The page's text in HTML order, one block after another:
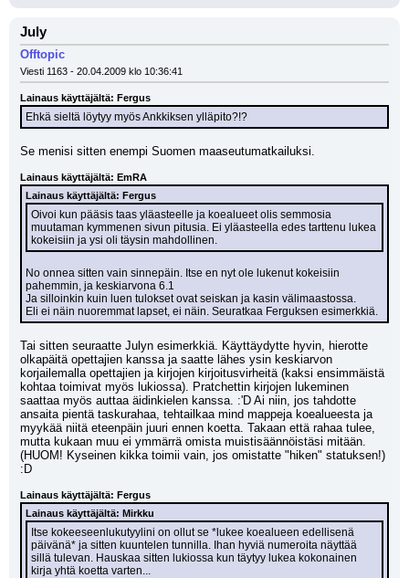
July
Offtopic
Viesti 1163 - 20.04.2009 klo 10:36:41
Lainaus käyttäjältä: Fergus
Ehkä sieltä löytyy myös Ankkiksen ylläpito?!?
Se menisi sitten enempi Suomen maaseutumatkailuksi.
Lainaus käyttäjältä: EmRA
Lainaus käyttäjältä: Fergus
Oivoi kun pääsis taas yläasteelle ja koealueet olis semmosia
muutaman kymmenen sivun pitusia. Ei yläasteella edes tarttenu lukea
kokeisiin ja ysi oli täysin mahdollinen.
No onnea sitten vain sinnepäin. Itse en nyt ole lukenut kokeisiin
pahemmin, ja keskiarvona 6.1
Ja silloinkin kuin luen tulokset ovat seiskan ja kasin välimaastossa.
Eli ei näin nuoremmat lapset, ei näin. Seuratkaa Ferguksen esimerkkiä.
Tai sitten seuraatte Julyn esimerkkiä. Käyttäydytte hyvin, hierotte
olkapäitä opettajien kanssa ja saatte lähes ysin keskiarvon
korjailemalla opettajien ja kirjojen kirjoitusvirheitä (kaksi ensimmäistä
kohtaa toimivat myös lukiossa). Pratchettin kirjojen lukeminen
saattaa myös auttaa äidinkielen kanssa. :'D Ai niin, jos tahdotte
ansaita pientä taskurahaa, tehtailkaa mind mappeja koealueesta ja
myykää niitä eteenpäin juuri ennen koetta. Takaan että rahaa tulee,
mutta kukaan muu ei ymmärrä omista muistisäännöistäsi mitään.
(HUOM! Kyseinen kikka toimii vain, jos omistatte "hiken" statuksen!)
:D
Lainaus käyttäjältä: Fergus
Lainaus käyttäjältä: Mirkku
Itse kokeeseenlukutyylini on ollut se *lukee koealueen edellisenä
päivänä* ja sitten kuuntelen tunnilla. Ihan hyviä numeroita näyttää
sillä tulevan. Hauskaa sitten lukiossa kun täytyy lukea kokonainen
kirja yhtä koetta varten...